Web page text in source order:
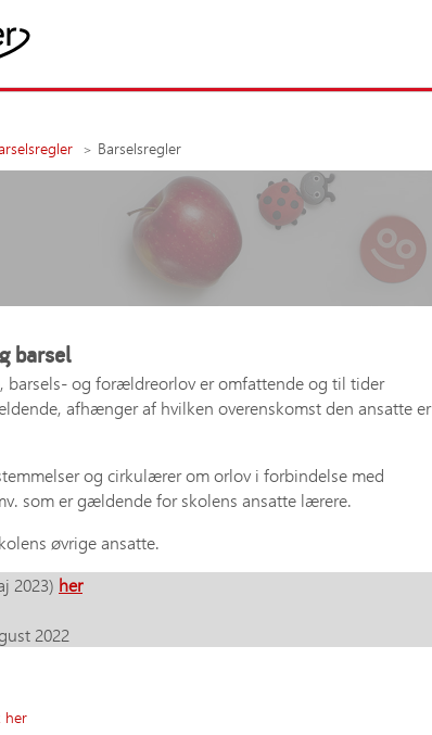
Værktøjskassen fra A-Å
Nyt for medlemsskoler
Tilskud til uddannelse og kursus
Særlige medlemsaftaler
Barselsregler
barsel
barsels- og forældreorlov er omfattende og til tider
afhænger af hvilken overenskomst den ansatte er
og cirkulærer om orlov i forbindelse med
som er gældende for skolens ansatte lærere.
øvrige ansatte.
2023) her
2022
her